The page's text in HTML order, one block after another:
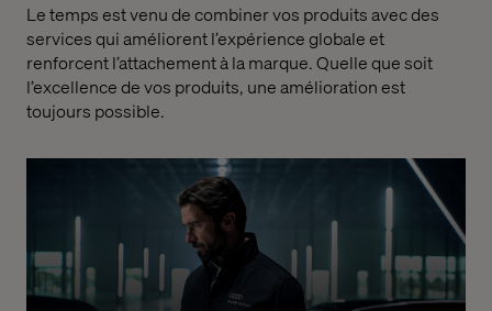
Le temps est venu de combiner vos produits avec des
services qui améliorent l’expérience globale et
renforcent l’attachement à la marque. Quelle que soit
l’excellence de vos produits, une amélioration est
toujours possible.